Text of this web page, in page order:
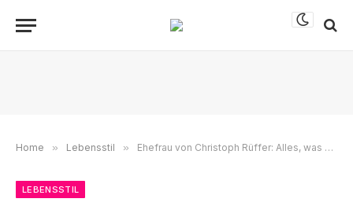
Home » Lebensstil » Ehefrau von Christoph Rüffer: Alles, was du wissen musst
LEBENSSTIL